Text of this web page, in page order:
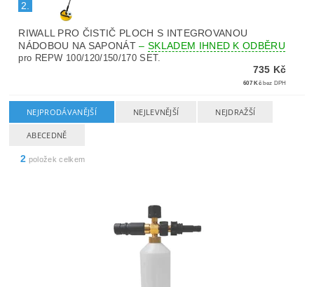
2.
RIWALL PRO ČISTIČ PLOCH S INTEGROVANOU
NÁDOBOU NA SAPONÁT– SKLADEM IHNED K ODBĚRU
pro REPW 100/120/150/170 SET.
735 Kč
607 Kč bez DPH
NEJPRODÁVANĚJŠÍ NEJLEVNĚJŠÍ NEJDRAŽŠÍ
ABECEDNĚ
2 položek celkem